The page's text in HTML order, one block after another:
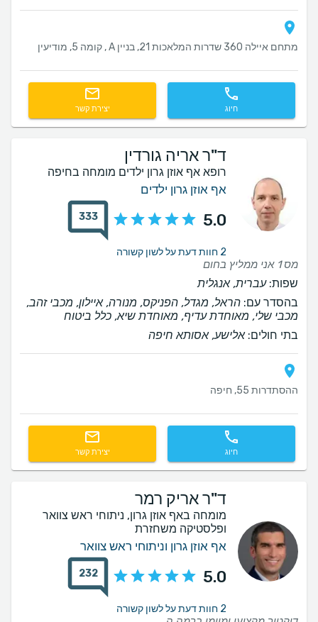
מתחם איילה 360 שדרות המלאכות 21, בניין A , קומה 5, מודיעין
חיוג יצירת קשר
ד"ר אריה גורדין
רופא אף אוזן גרון ילדים מומחה בחיפה
אף אוזן גרון ילדים
5.0
333
2 חוות דעת על לשון קשורה
מס 1 אני ממליץ בחום
שפות:עברית, אנגלית
בהסדר עם: הראל, מגדל, הפניקס, מנורה, איילון, מכבי זהב,
מכבי שלי, מאוחדת עדיף, מאוחדת שיא, כלל ביטוח
בתי חולים:אלישע, אסותא חיפה
ההסתדרות 55, חיפה
חיוג יצירת קשר
ד"ר אריק רמר
מומחה באף אוזן גרון, ניתוחי ראש צוואר
ופלסטיקה משחזרת
אף אוזן גרון וניתוחי ראש צוואר
5.0
232
2 חוות דעת על לשון קשורה